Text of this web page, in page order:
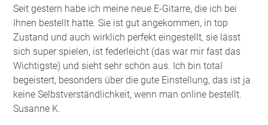
Seit gestern habe ich meine neue E-Gitarre, die ich bei
Ihnen bestellt hatte. Sie ist gut angekommen, in top
Zustand und auch wirklich perfekt eingestellt, sie lässt
sich super spielen, ist federleicht (das war mir fast das
Wichtigste) und sieht sehr schön aus. Ich bin total
begeistert, besonders über die gute Einstellung, das ist ja
keine Selbstverständlichkeit, wenn man online bestellt.
Susanne K.